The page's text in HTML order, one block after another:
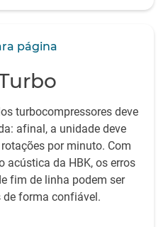
turbocompressores deve
afinal, a unidade deve
por minuto. Com
acústica da HBK, os erros
fim de linha podem ser
de forma confiável.